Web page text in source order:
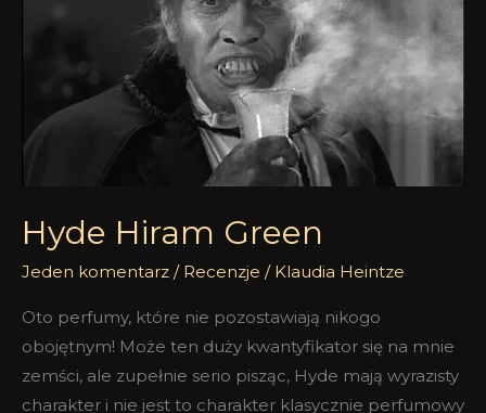
Hyde Hiram Green
Jeden komentarz / Recenzje / Klaudia Heintze
Oto perfumy, które nie pozostawiają nikogo
obojętnym! Może ten duży kwantyfikator się na mnie
zemści, ale zupełnie serio pisząc, Hyde mają wyrazisty
charakter i nie jest to charakter klasycznie perfumowy